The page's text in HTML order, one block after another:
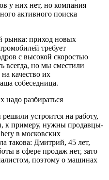
у них нет, но компания
активного поиска
рынка: приход новых
требует
с высокой скоростью
всегда, но мы сместили
качество их
собеседница.
разбираться
устроится на работу,
к примеру, нужны продавцы-
в московских
такова: Дмитрий, 45 лет,
в сфере продаж нет, зато
поэтому о машинах